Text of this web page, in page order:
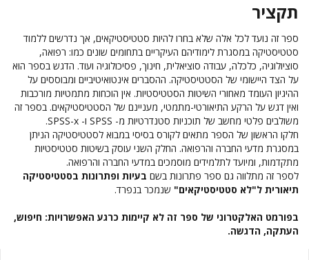
תקציר
ספר זה נועד לכל אלה שלא בחרו להיות סטטיסטיקאים, אך נדרשים ללמוד
סטטיסטיקה במסגרת לימודיהם העיקריים בתחומים שונים כמו: רפואה,
סוציולוגיה, כלכלה, עבודה סוציאלית, חינוך, פסיכולוגיה ועוד. הדגש בספר הוא
על הצד היישומי של הסטטיסטיקה. ההסברים אינטואיטיביים ומבוססים על
ההיגיון העומד מאחורי השיטות הסטטיסטיות. אין הוכחות מתמטיות מורכבות
ואין דגש על הרקע התיאורטי-מתמטי, מעניינם של הסטטיסטיקאים. בספר זה
משולבים פלטי מחשב של תוכניות סטנדרטיות מ- SPSS ו- SPSS-x
.
חלקו הראשון של הספר מתאים לקורס בסיסי במבוא לסטטיסטיקה הניתן
במסגרת מדעי החברה והרפואה. החלק השני עוסק בשיטות סטטיסטיות
מתקדמות, ומיועד לתלמידים מוסמכים במדעי החברה והרפואה.
לספר זה מתלווה גם ספר פתרונות בשם בעיות ופתרונות בסטטיסטיקה
תיאורית ל"לא סטטיסטיקאים" שנמכר בנפרד.
בפורמט האלקטרוני של ספר זה לא קיימות כרגע האפשרויות: חיפוש,
העתקה, הדגשה.